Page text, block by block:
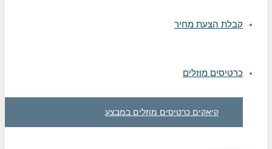
קבלת הצעת מחיר
כרטיסים מוזלים
קיאקים כרטיסים מוזלים במבצע